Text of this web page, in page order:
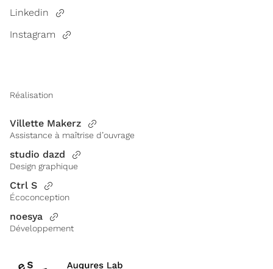
Linkedin
Instagram
Réalisation
Villette Makerz
Assistance à maîtrise d’ouvrage
studio dazd
Design graphique
Ctrl S
Écoconception
noesya
Développement